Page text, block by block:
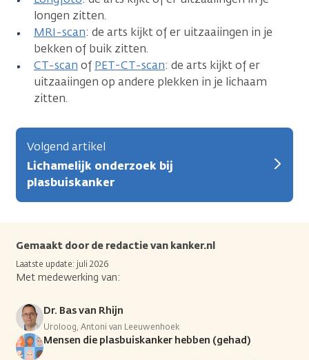
longen zitten.
MRI-scan: de arts kijkt of er uitzaaiingen in je
bekken of buik zitten.
CT-scan of PET-CT-scan: de arts kijkt of er
uitzaaiingen op andere plekken in je lichaam
zitten.
Volgend artikel
Lichamelijk onderzoek bij
plasbuiskanker
Gemaakt door de redactie van kanker.nl
Laatste update: juli 2026
Met medewerking van:
Dr. Bas van Rhijn
Uroloog, Antoni van Leeuwenhoek
Mensen die plasbuiskanker hebben (gehad)